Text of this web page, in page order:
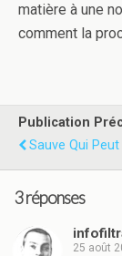
matière à une
comment la
Publication
Sauve Qui Peut
3 réponses
25 août